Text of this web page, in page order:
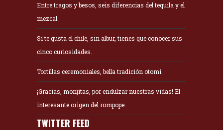
Entre tragos y besos, seis diferencias del tequila y el
mezcal.
Si te gusta el chile, sin albur, tienes que conocer sus
cinco curiosidades.
Tortillas ceremoniales, bella tradición otomí.
¡Gracias, monjitas, por endulzar nuestras vidas! El
interesante origen del rompope.
TWITTER FEED